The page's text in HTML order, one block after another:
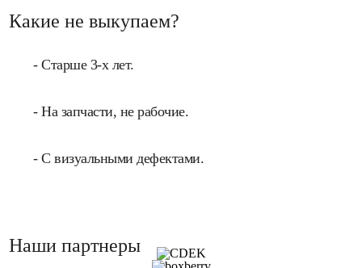
Какие не выкупаем?
- Старше 3-х лет.
- На запчасти, не рабочие.
- С визуальными дефектами.
Наши партнеры